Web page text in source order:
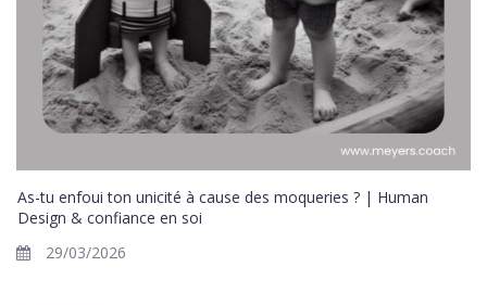
As-tu enfoui ton unicité à cause des moqueries ? | Human
Design & confiance en soi
29/03/2026